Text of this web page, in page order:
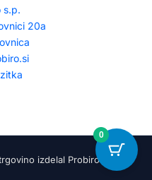
s.p.
20a
izdelal Probiro
0